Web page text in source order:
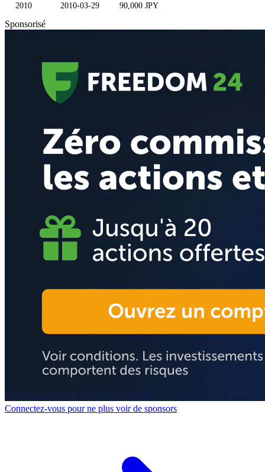
2010 2010-03-29 90,000 JPY
Sponsorisé
Connectez-vous pour ne plus voir de sponsors